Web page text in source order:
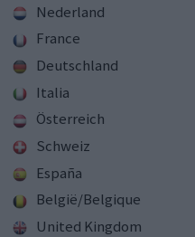
Nederland
France
Deutschland
Italia
Österreich
Schweiz
España
België/Belgique
United Kingdom